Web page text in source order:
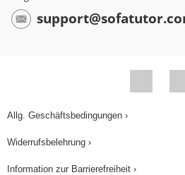
Allg. Geschäftsbedingungen ›
Widerrufsbelehrung ›
Information zur Barrierefreiheit ›